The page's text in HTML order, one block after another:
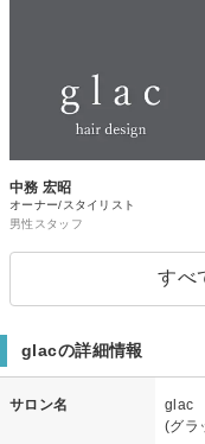
中務 宏昭
オーナー/スタイリスト
男性スタッフ
すべ
glacの詳細情報
サロン名
glac
(グラ